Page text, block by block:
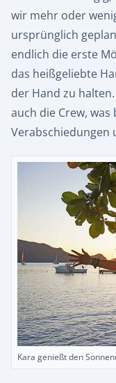
wir mehr oder
ursprünglich
endlich die erste
das heißgeliebte
der Hand zu
auch die Crew,
Verabschiedungen
Kara genießt den